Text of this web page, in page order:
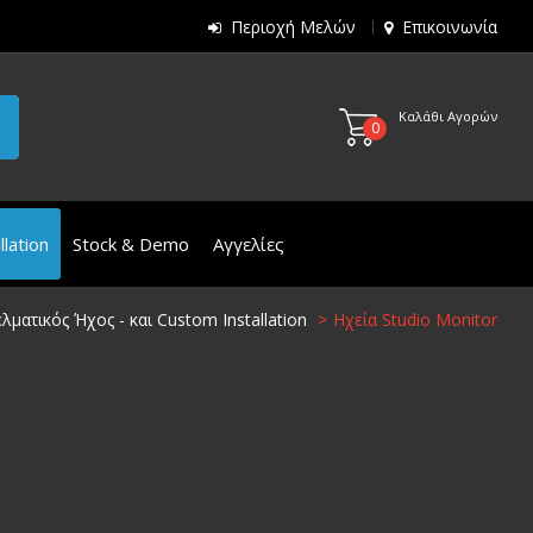
Περιοχή Μελών Επικοινωνία
0
Καλάθι Αγορών
Stock & Demo Αγγελίες
Ήχος - και Custom Installation Ηχεία Studio Monitor